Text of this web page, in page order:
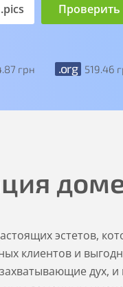
.pics
.87 грн .org 519 .46
эстетов,
клиентов и
дух,